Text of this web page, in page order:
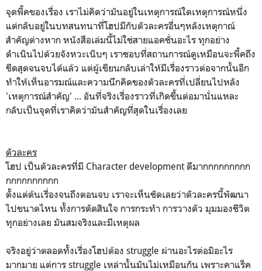
จุดพี้คของเรื่อง เราไม่คิดว่ามันอยู่ในเหตุการณ์ใดเหตุการณ์หนึ่ง
แต่กลับอยู่ในบทสนทนาที่โฮปมีกับตัวละครอื่นๆหลังเหตุกาณ์
สำคัญต่างหาก หนังสือเล่มนี้ไม่ใช่สายแอคชั่นอะไร ทุกอย่าง
ดำเนินไปด้วยจังหวะเนิบๆ เราชอบที่สถานการณ์ดูเหมือนจะพี้คถึง
ขีดสุดจนจบได้แล้ว แต่ผู้เขียนกลับเล่าให้มีเรื่องราวต่อจากนั้นอีก
ทำให้เห็นอารมณ์และความนึกคิดของตัวละครที่เปลี่ยนไปหลัง
'เหตุการณ์สำคัญ' ... อันที่จริงเรื่องราวที่เกิดขึ้นต่อมานั่นแหละ
กลับเป็นจุดที่เราคิดว่ามันสำคัญที่สุดในเรื่องเลย
ตัวละคร
โฮป เป็นตัวละครที่มี Character development ดีมากกกกกกกกก
กกกกกกกกกก
ตั้งแต่ต้นเรื่องจนถึงตอนจบ เราจะเห็นชัดเลยว่าตัวละครนี้พัฒนา
ไปขนาดไหน ทั้งการตัดสินใจ การกระทำ การวางตัว มุมมองชีวิต
ทุกอย่างเลย มันสมจริงและมีเหตุผล
จริงอยู่ว่าตลอดทั้งเรื่องโฮปต้อง struggle ผ่านอะไรต่อมิอะไร
มากมาย แต่การ struggle เหล่านั้นมันไม่เหมือนกัน เพราะคาแร็ค